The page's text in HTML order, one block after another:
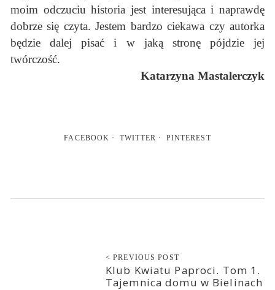
moim odczuciu historia jest interesująca i naprawdę
dobrze się czyta. Jestem bardzo ciekawa czy autorka
będzie dalej pisać i w jaką stronę pójdzie jej
twórczość.
Katarzyna Mastalerczyk
FACEBOOK TWITTER PINTEREST
< PREVIOUS POST
Klub Kwiatu Paproci. Tom 1.
Tajemnica domu w Bielinach